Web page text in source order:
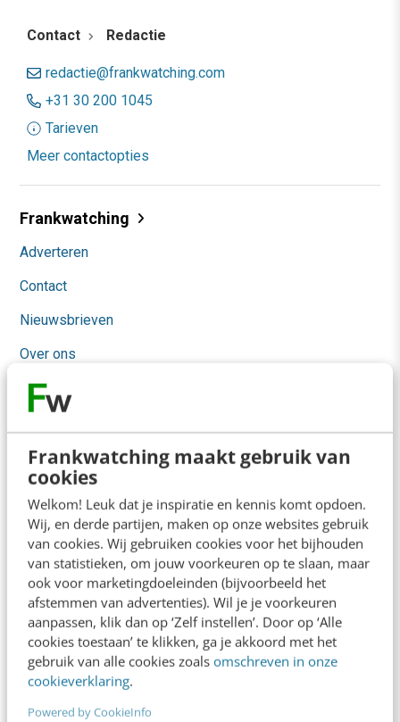
Frankwatching maakt gebruik van
cookies
Welkom! Leuk dat je inspiratie en kennis komt opdoen.
Wij, en derde partijen, maken op onze websites gebruik
van cookies. Wij gebruiken cookies voor het bijhouden
van statistieken, om jouw voorkeuren op te slaan, maar
ook voor marketingdoeleinden (bijvoorbeeld het
afstemmen van advertenties). Wil je je voorkeuren
aanpassen, klik dan op ‘Zelf instellen’. Door op ‘Alle
cookies toestaan’ te klikken, ga je akkoord met het
gebruik van alle cookies zoals omschreven in onze
cookieverklaring.
Powered by CookieInfo
Contact Redactie
redactie@frankwatching.com
+31 30 200 1045
Tarieven
Meer contactopties
Frankwatching
Adverteren
Contact
Nieuwsbrieven
Over ons
Ons team
Whitepapers
Blog
AI & Tech
Content & Communicatie
Klantcontact & CX
Marketing
Social